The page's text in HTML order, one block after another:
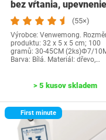
bez vŕtania, upevnenie
bez vŕtania…
(55×)
Výrobce: Venwemong.
produktu: 32 x 5 x 5 cm; 100
gramů: 30-45CM (2ks)Φ7/
Barva: Bílá. Materiál: dřevo,…
> 5 kusov skladem
First minute